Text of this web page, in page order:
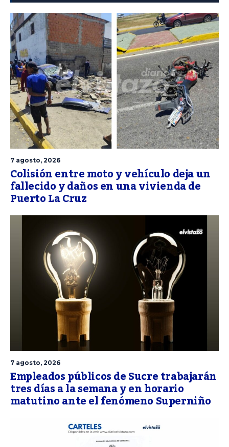
7 agosto, 2026
Colisión entre moto y vehículo deja un
fallecido y daños en una vivienda de
Puerto La Cruz
7 agosto, 2026
Empleados públicos de Sucre trabajarán
tres días a la semana y en horario
matutino ante el fenómeno Superniño